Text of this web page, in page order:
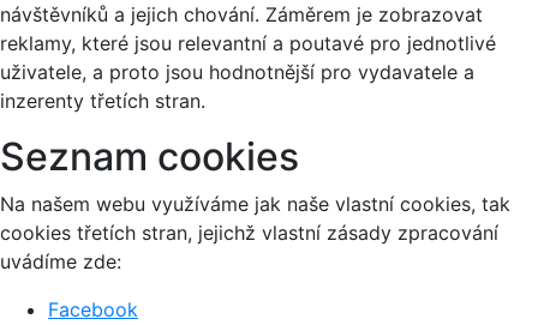
návštěvníků a jejich chování. Záměrem je zobrazovat
reklamy, které jsou relevantní a poutavé pro jednotlivé
uživatele, a proto jsou hodnotnější pro vydavatele a
inzerenty třetích stran.
Seznam cookies
Na našem webu využíváme jak naše vlastní cookies, tak
cookies třetích stran, jejichž vlastní zásady zpracování
uvádíme zde:
Facebook